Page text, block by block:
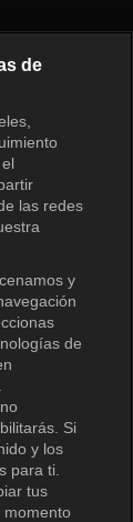
de
las redes
y
de
Si
y los
para ti.
tus
momento